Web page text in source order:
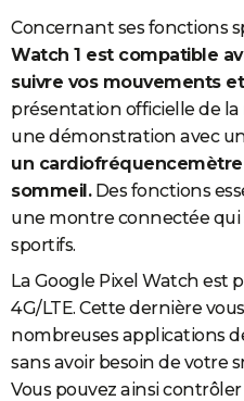
Concernant ses fonctions
Watch 1 est compatible
suivre vos mouvements
présentation officielle de
une démonstration avec
un
sommeil.Des fonctions
une montre connectée qui
sportifs.
La Google Pixel Watch est
4G/LTE. Cette dernière
nombreuses applications
sans avoir besoin de votre
Vous pouvez ainsi